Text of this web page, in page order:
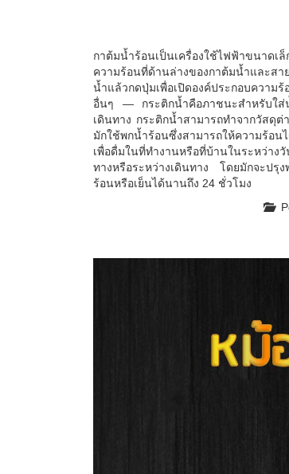
กาต้มน้ำร้อนเป็นเครื่องใช้ไฟฟ้าขนาด
ความร้อนที่ด้านล่างของกาต้มน้ำและส
น้ำแล้วกดปุ่มเพื่อเปิดองค์ประกอบความ
อื่นๆ — กระติกน้ำคือภาชนะสำหรับใส่น้
เดินทาง กระติกน้ำสามารถทำจากวัสดุ
มักใช้พกน้ำร้อนซึ่งสามารถให้ความร้อ
เพื่อดื่มในที่ทำงานหรือที่บ้านในระหว่า
ทางหรือระหว่างเดินทาง โดยมักจะปรุ
ร้อนหรือเย็นได้นานถึง 24 ชั่วโมง